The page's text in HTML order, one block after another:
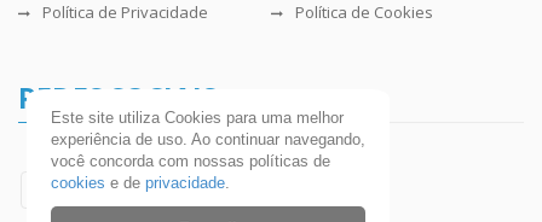
Política de Privacidade Política de Cookies
REDES SOCIAIS
Este site utiliza Cookies para uma melhor
experiência de uso. Ao continuar navegando,
você concorda com nossas políticas de
cookies e deprivacidade.